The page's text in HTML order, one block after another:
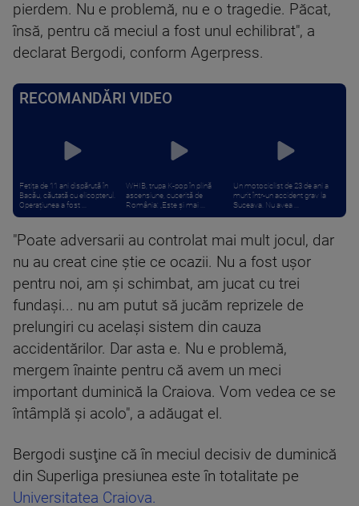
pierdem. Nu e problemă, nu e o tragedie. Păcat,
însă, pentru că meciul a fost unul echilibrat", a
declarat Bergodi, conform Agerpress.
RECOMANDĂRI VIDEO
Fetița de 11 ani dispărută în
Bacău, căutată cu elicopterul.
Operațiunea a fost ...
WHIB, trupa K-pop în plină
ascensiune, cucerită de
România: „Este și mai ...
Un motociclist de 23 de ani a
murit într-un accident grav la
Suceava. Nu avea ...
"Poate adversarii au controlat mai mult jocul, dar
nu au creat cine ştie ce ocazii. Nu a fost uşor
pentru noi, am şi schimbat, am jucat cu trei
fundaşi... nu am putut să jucăm reprizele de
prelungiri cu acelaşi sistem din cauza
accidentărilor. Dar asta e. Nu e problemă,
mergem înainte pentru că avem un meci
important duminică la Craiova. Vom vedea ce se
întâmplă şi acolo", a adăugat el.
Bergodi susţine că în meciul decisiv de duminică
din Superliga presiunea este în totalitate pe
Universitatea Craiova.